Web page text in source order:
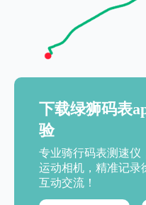
下载绿狮码表
验
专业骑行码表测速仪
运动相机，精准记录
互动交流！